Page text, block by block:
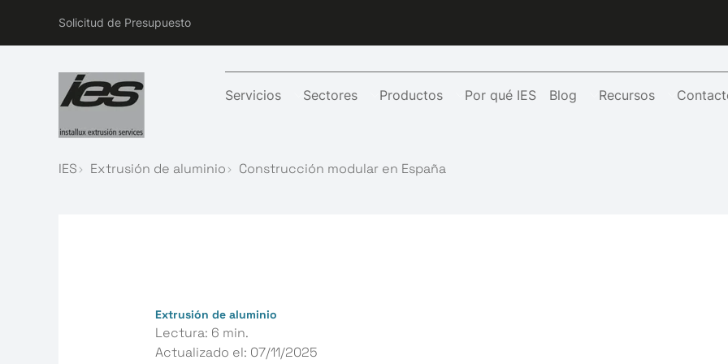
Solicitud de Presupuesto
Servicios Sectores Productos Por qué IES Blog Recursos
IES Extrusión de aluminio Construcción modular en España
Extrusión de aluminio
Lectura: 6 min.
Actualizado el: 07/11/2025